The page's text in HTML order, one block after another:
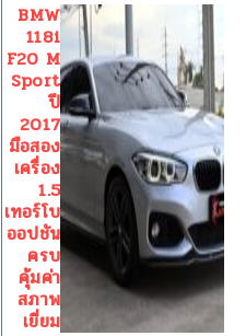
BMW
118i
F20 M
Sport
ปี
2017
มือสอง
เครื่อง
1.5
เทอร์โบ
ออปชัน
ครบ
คุ้มค่า
สภาพ
เยี่ยม